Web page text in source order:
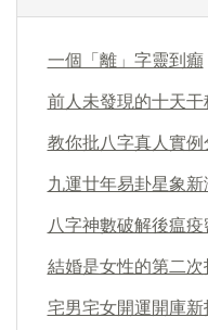
一個「離」字靈到癲
前人未發現的十天干
教你批八字真人實例
九運廿年易卦星象新
八字神數破解後瘟疫
結婚是女性的第二次
宅男宅女開運開庫新